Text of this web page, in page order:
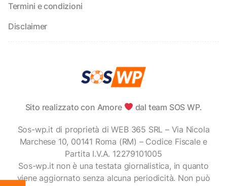
Termini e condizioni
Disclaimer
Sito realizzato con Amore dal team SOS WP.
Sos-wp.it di proprietà di WEB 365 SRL – Via Nicola
Marchese 10, 00141 Roma (RM) – Codice Fiscale e
Partita I.V.A. 12279101005
Sos-wp.it non è una testata giornalistica, in quanto
viene aggiornato senza alcuna periodicità. Non può